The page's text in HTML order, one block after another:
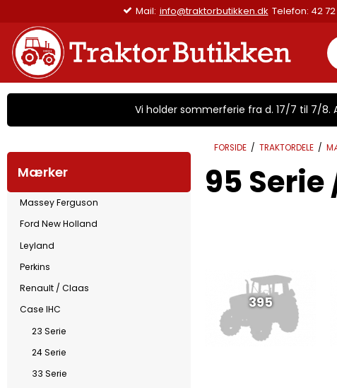
Levering 1-3 hverdage (fragtpriser fra 45 kr.)
Vi holder sommerferie fra d. 17/7 til 7/8.
Mærker
Massey Ferguson
Ford New Holland
Leyland
Perkins
Renault / Claas
Case IHC
23 Serie
24 Serie
33 Serie
FORSIDE / TRAKTORDELE /
95
395